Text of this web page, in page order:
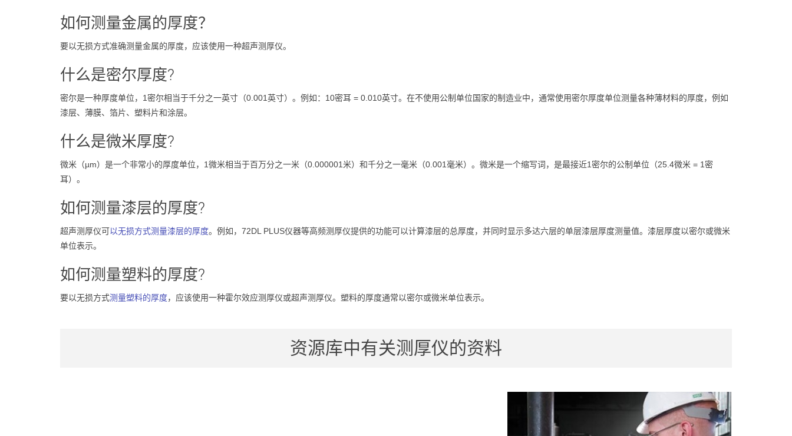
如何测量金属的厚度？
要以无损方式准确测量金属的厚度，应该使用一种超声测厚仪。
什么是密尔厚度?
密尔是一种厚度单位，1密尔相当于千分之一英寸（0.001英寸）。例如：10密耳 = 0.010英寸。在不使用公制单位国家的制造业中，通常使用密尔厚度单位测量各种薄材料的厚度，例如
漆层、薄膜、箔片、塑料片和涂层。
什么是微米厚度?
微米（µm）是一个非常小的厚度单位，1微米相当于百万分之一米（0.000001米）和千分之一毫米（0.001毫米）。微米是一个缩写词，是最接近1密尔的公制单位（25.4微米 = 1密
耳）。
如何测量漆层的厚度?
超声测厚仪可以无损方式测量漆层的厚度。例如，72DL PLUS仪器等高频测厚仪提供的功能可以计算漆层的总厚度，并同时显示多达六层的单层漆层厚度测量值。漆层厚度以密尔或微米
单位表示。
如何测量塑料的厚度?
要以无损方式测量塑料的厚度，应该使用一种霍尔效应测厚仪或超声测厚仪。塑料的厚度通常以密尔或微米单位表示。
资源库中有关测厚仪的资料